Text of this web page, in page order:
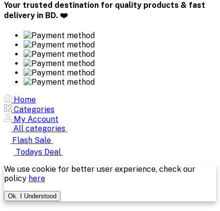
Your trusted destination for quality products & fast
delivery in BD. ❤️
Home
Categories
My Account
All categories
Flash Sale
Todays Deal
We use cookie for better user experience, check our
policy here
Ok. I Understood